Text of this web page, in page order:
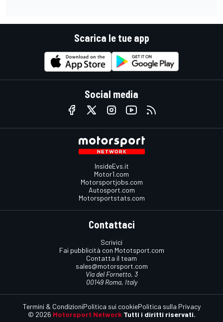
Scarica le tue app
Social media
InsideEvs.it
Motor1.com
Motorsportjobs.com
Autosport.com
Motorsportstats.com
Contattaci
Scrivici
Fai pubblicità con Mototsport.com
Contatta il team
sales@motorsport.com
Via del Fornetto, 3
00149 Roma, Italy
© 2026 Motorsport Network Tutti i diritti riservati.
Termini & CondizioniPolitica sui cookiePolitica sulla Privacy